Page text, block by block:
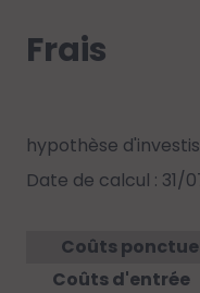
Frais
hypothèse
Date de calcul : 31/
Coûts
Coûts d'entrée